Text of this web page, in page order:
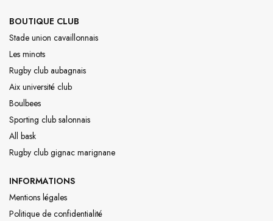
BOUTIQUE CLUB
Stade union cavaillonnais
Les minots
Rugby club aubagnais
Aix université club
Boulbees
Sporting club salonnais
All bask
Rugby club gignac marignane
INFORMATIONS
Mentions légales
Politique de confidentialité